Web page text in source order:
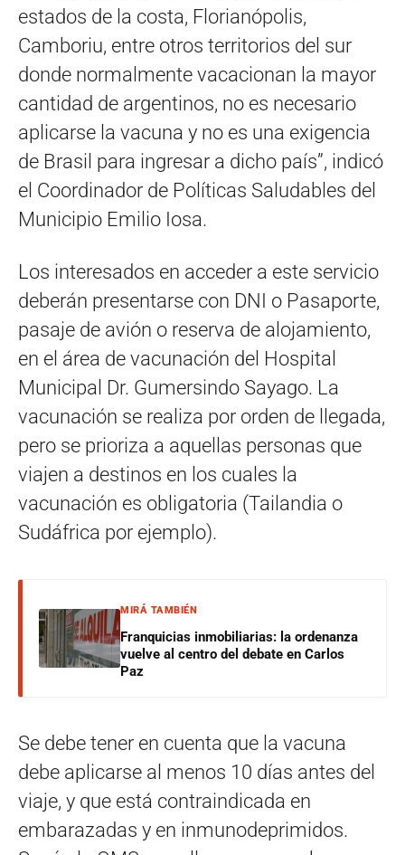
estados de la costa, Florianópolis,
Camboriu, entre otros territorios del sur
donde normalmente vacacionan la mayor
cantidad de argentinos, no es necesario
aplicarse la vacuna y no es una exigencia
de Brasil para ingresar a dicho país”, indicó
el Coordinador de Políticas Saludables del
Municipio Emilio Iosa.
Los interesados en acceder a este servicio
deberán presentarse con DNI o Pasaporte,
pasaje de avión o reserva de alojamiento,
en el área de vacunación del Hospital
Municipal Dr. Gumersindo Sayago. La
vacunación se realiza por orden de llegada,
pero se prioriza a aquellas personas que
viajen a destinos en los cuales la
vacunación es obligatoria (Tailandia o
Sudáfrica por ejemplo).
MIRÁ TAMBIÉN
Franquicias inmobiliarias: la ordenanza
vuelve al centro del debate en Carlos
Paz
Se debe tener en cuenta que la vacuna
debe aplicarse al menos 10 días antes del
viaje, y que está contraindicada en
embarazadas y en inmunodeprimidos.